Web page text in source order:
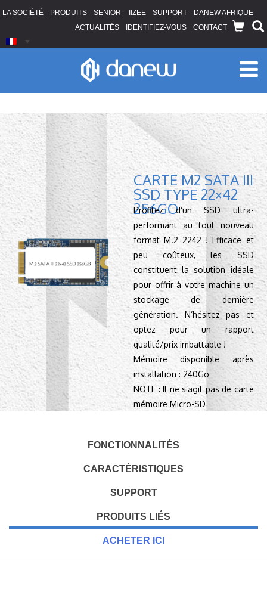
LA SOCIÉTÉ PRODUITS SENIOR – IIZEE SUPPORT
DANEW AFRIQUE
ACTUALITÉS
IDENTIFIEZ-VOUS CONTACT
CARTE M2 SATA III
SSD TYPE 22×42
256GO
Profitez d’un SSD ultra-
performant au tout nouveau
format M.2 2242 ! Efficace et
peu coûteux, les SSD
constituent la solution idéale
pour offrir à votre machine un
stockage de dernière
génération. N’hésitez pas et
optez pour un rapport
qualité/prix imbattable !
Mémoire disponible après
installation : 240Go
NOTE : Il ne s’agit pas de carte
mémoire Micro-SD
FONCTIONNALITÉS
CARACTÉRISTIQUES
SUPPORT
PRODUITS LIÉS
ACHETER ICI